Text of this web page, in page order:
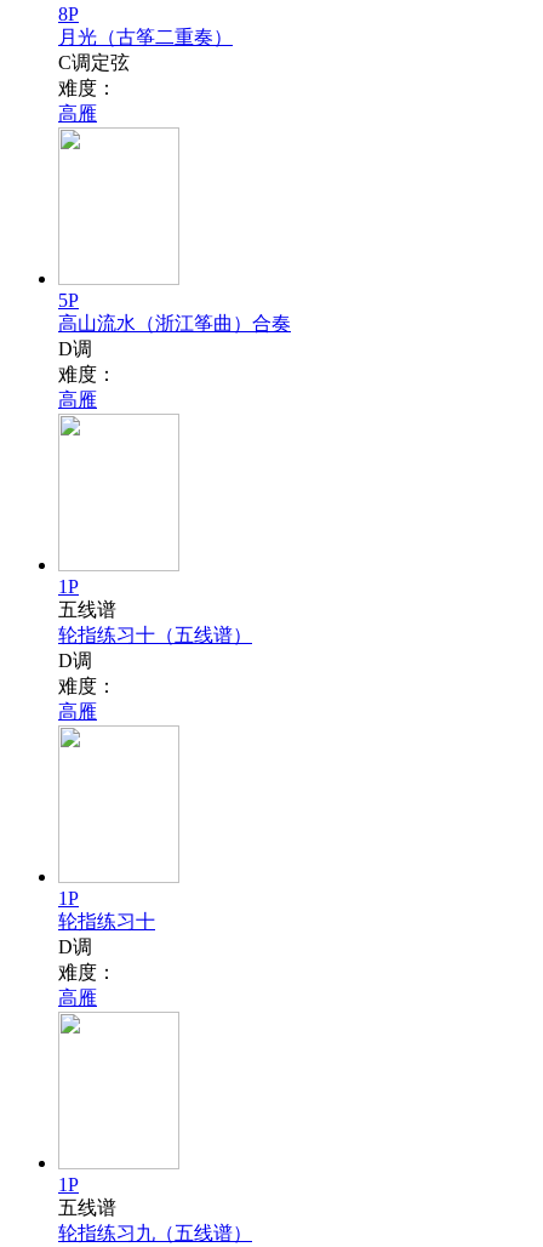
8P
月光（古筝二重奏）
C调定弦
难度：
高雁
5P
高山流水（浙江筝曲）合奏
D调
难度：
高雁
1P
五线谱
轮指练习十（五线谱）
D调
难度：
高雁
1P
轮指练习十
D调
难度：
高雁
1P
五线谱
轮指练习九（五线谱）